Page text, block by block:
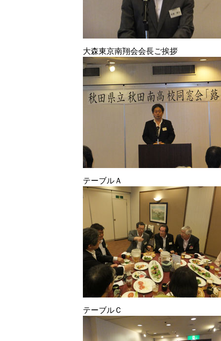
大森東京南翔会会長ご挨拶
テーブルＡ
テーブルＣ